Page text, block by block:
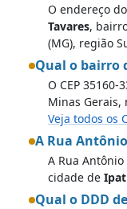
O endereço
Tavares,
(MG), região
Qual o bairro
O CEP
Minas Gerais,
Veja todos os
A Rua
A Rua Antônio
cidade de
Qual o DDD